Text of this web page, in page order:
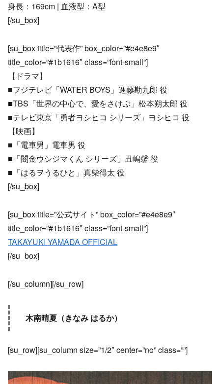
身長：169cm | 血液型：A型
[/su_box]
[su_box title=”代表作” box_color=”#e4e8e9″
title_color=”#1b1616″ class=”font-small”]
【ドラマ】
■フジテレビ「WATER BOYS」進藤勘九郎 役
■TBS「世界の中心で、愛をさけぶ」松本朔太郎 役
■テレビ東京「勇者ヨシヒコ シリーズ」ヨシヒコ 役
【映画】
■「電車男」電車男 役
■「闇金ウシジマくん シリーズ」丑嶋馨 役
■「はるヲうるひと」真柴得太 役
[/su_box]
[su_box title=”公式サイト” box_color=”#e4e8e9″
title_color=”#1b1616″ class=”font-small”]
TAKAYUKI YAMADA OFFICIAL
[/su_box]
[/su_column][/su_row]
木南晴夏（きなみ はるか）
[su_row][su_column size=”1/2″ center=”no” class=””]